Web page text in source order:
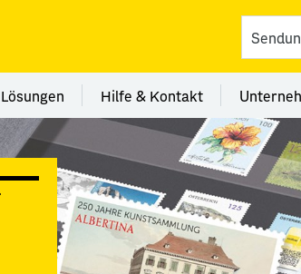
Menü Kategorie Business Lösungen
Menü Kategorie Hilfe
Hilfe & Kontakt